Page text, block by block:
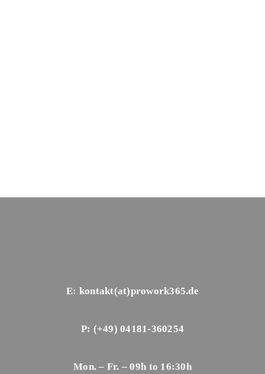
E: kontakt(at)prowork365.de
P: (+49) 04181-360254
Mon. – Fr. – 09h to 16:30h